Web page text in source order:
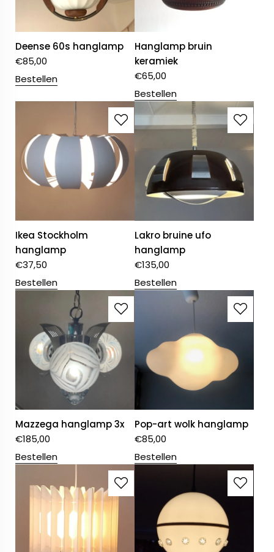
Deense 60s hanglamp
€85,00
Bestellen
Hanglamp bruin
keramiek
€65,00
Bestellen
Ikea Stockholm
hanglamp
€37,50
Bestellen
Lakro bruine ufo
hanglamp
€135,00
Bestellen
Mazzega hanglamp 3x
€185,00
Bestellen
Pop-art wolk hanglamp
€85,00
Bestellen